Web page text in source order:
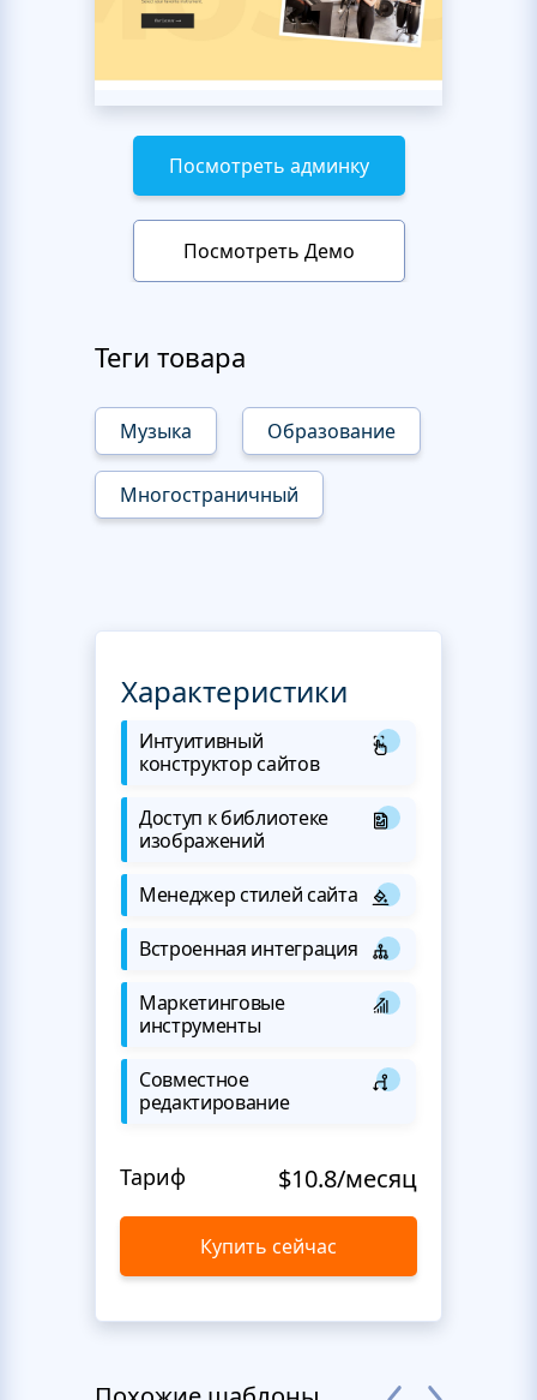
Посмотреть админку
Посмотреть Демо
Теги товара
Музыка Образование
Многостраничный
Характеристики
Интуитивный
конструктор сайтов
Доступ к библиотеке
изображений
Менеджер стилей сайта
Встроенная интеграция
Маркетинговые
инструменты
Совместное
редактирование
Тариф $10.8/месяц
Купить сейчас